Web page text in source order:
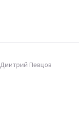
Дмитрий Певцов